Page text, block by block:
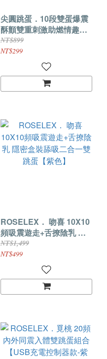
尖圓跳蛋．10段雙蛋爆震
酥顫雙重刺激助燃情趣跳
蛋【USB充電款】
NT$899
NT$299
ROSELEX． 吻喜 10X10
頻吸震遊走+舌撩陰乳 隱
密盒裝舔吸二合一雙跳蛋
【紫色】
NT$1,499
NT$499